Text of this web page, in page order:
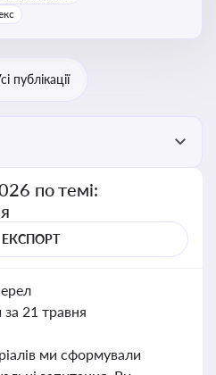
різних форм
публікації
по темі:
ЕКСПОРТ
за 21 травня
ми сформували